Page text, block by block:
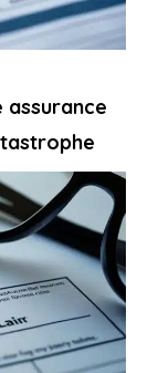
assurance